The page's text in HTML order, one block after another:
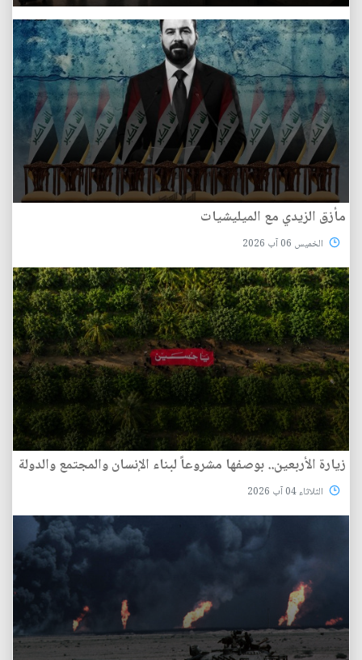
مأزق الزيدي مع الميليشيات
الخميس 06 آب 2026
زيارة الأربعين.. بوصفها مشروعاً لبناء الإنسان والمجتمع والدولة
الثلاثاء 04 آب 2026